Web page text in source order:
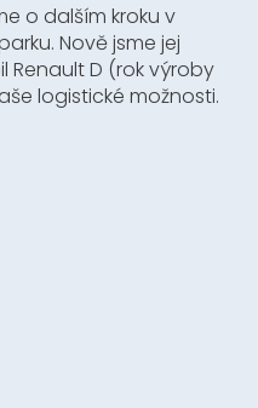
o dalším kroku v
Nově jsme jej
Renault D (rok výroby
logistické možnosti.